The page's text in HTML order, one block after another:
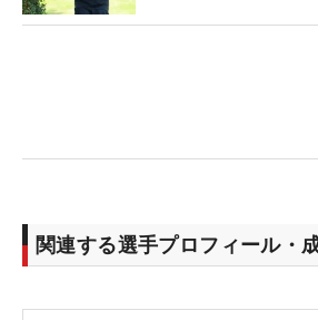
の1番のイーグルだとも思う。助
が本音。スイング改造中に迎えた
はりショットのできは気持ちを左
関連する選手プロフィール・